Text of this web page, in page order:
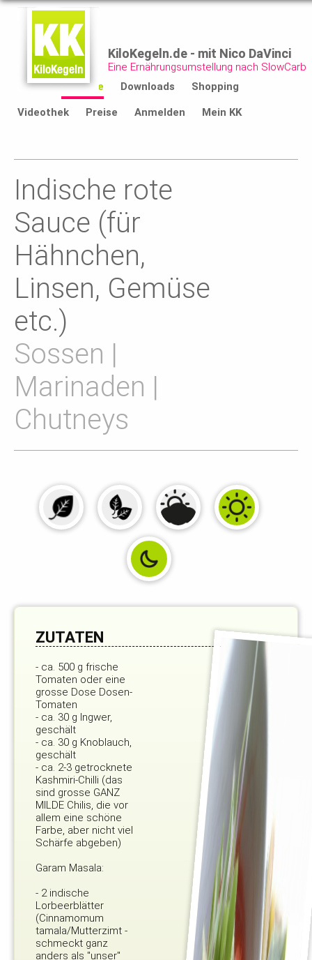
KiloKegeln.de - mit Nico DaVinci
Eine Ernährungsumstellung nach SlowCarb
Start
Rezepte Downloads Shopping
Videothek Preise Anmelden Mein KK
Indische rote
Sauce (für
Hähnchen,
Linsen, Gemüse
etc.)
Sossen |
Marinaden |
Chutneys
ZUTATEN
- ca. 500 g frische
Tomaten oder eine
grosse Dose Dosen-
Tomaten
- ca. 30 g Ingwer,
geschält
- ca. 30 g Knoblauch,
geschält
- ca. 2-3 getrocknete
Kashmiri-Chilli (das
sind grosse GANZ
MILDE Chilis, die vor
allem eine schöne
Farbe, aber nicht viel
Schärfe abgeben)
Garam Masala:
- 2 indische
Lorbeerblätter
(Cinnamomum
tamala/Mutterzimt -
schmeckt ganz
anders als "unser"